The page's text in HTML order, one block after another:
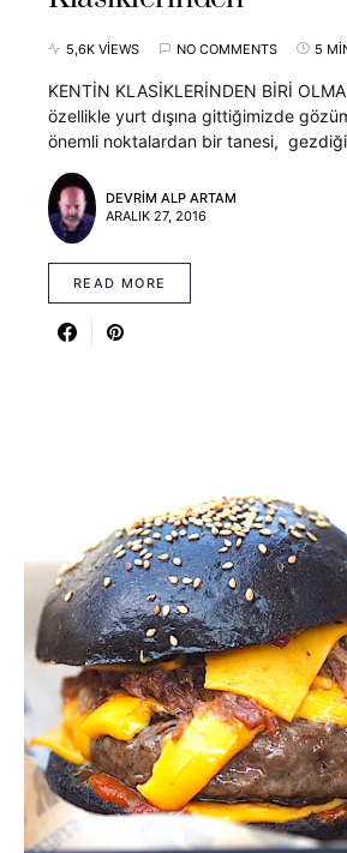
5,6K VIEWS NO COMMENTS 5
KENTİN KLASİKLERİNDEN BİRİ
özellikle yurt dışına gittiğimizde
önemli noktalardan bir tanesi,
DEVRIM ALP ARTAM
ARALIK 27, 2016
READ MORE